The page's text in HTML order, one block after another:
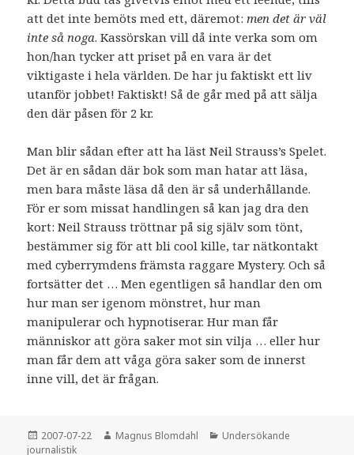
att det inte bemöts med ett, däremot:men det är väl
inte så noga. Kassörskan vill då inte verka som om
hon/han tycker att priset på en vara är det
viktigaste i hela världen. De har ju faktiskt ett liv
utanför jobbet! Faktiskt! Så de går med på att sälja
den där påsen för 2 kr.
Man blir sådan efter att ha läst Neil Strauss’s Spelet.
Det är en sådan där bok som man hatar att läsa,
men bara måste läsa då den är så underhållande.
För er som missat handlingen så kan jag dra den
kort: Neil Strauss tröttnar på sig själv som tönt,
bestämmer sig för att bli cool kille, tar nätkontakt
med cyberrymdens främsta raggare Mystery. Och så
fortsätter det … Men egentligen så handlar den om
hur man ser igenom mönstret, hur man
manipulerar och hypnotiserar. Hur man får
människor att göra saker mot sin vilja … eller hur
man får dem att våga göra saker som de innerst
inne vill, det är frågan.
Postat
2007-07-22 Författare
Magnus Blomdahl Kategorier
Undersökande
journalistik